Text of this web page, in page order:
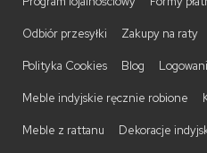
Odbiór przesyłki Zakupy na raty
Polityka Cookies Blog
Meble indyjskie ręcznie robione
Meble z rattanu Dekoracje